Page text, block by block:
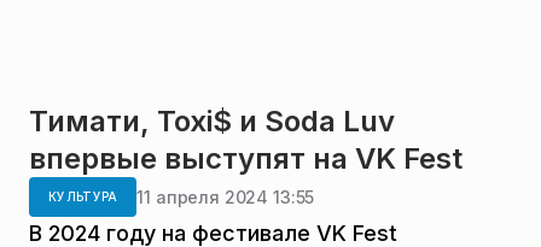
Тимати, Toxi$ и Soda Luv
впервые выступят на VK Fest
КУЛЬТУРА 11 апреля 2024 13:55
В 2024 году на фестивале VK Fest